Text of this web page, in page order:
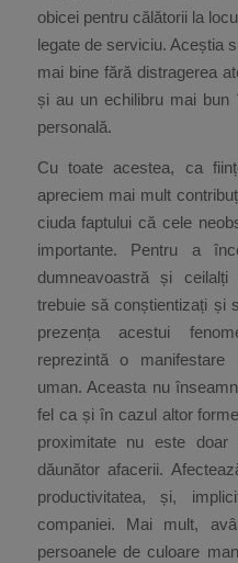
obicei pentru călătorii la
legate de serviciu. Aceștia
mai bine fără distragerea
și au un echilibru mai bun
personală.
Cu toate acestea, ca
apreciem mai mult
ciuda faptului că cele
importante. Pentru a
dumneavoastră și
trebuie să conștientizați și
prezența acestui
reprezintă o manifestare
uman. Aceasta nu
fel ca și în cazul altor
proximitate nu este
dăunător afacerii.
productivitatea, și,
companiei. Mai mult,
persoanele de culoare